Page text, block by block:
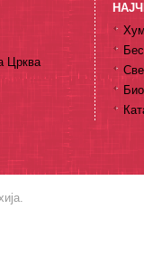
Црква